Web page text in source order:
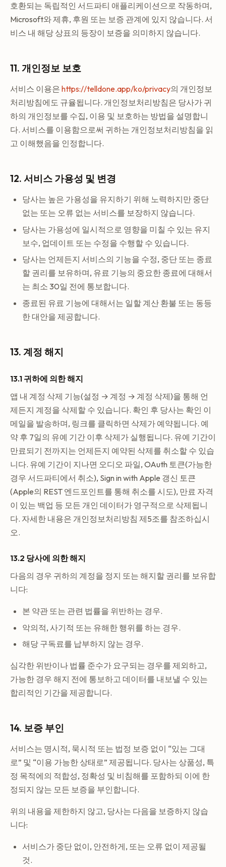
호환되는 독립적인 서드파티 애플리케이션으로 작동하며,
Microsoft와 제휴, 후원 또는 보증 관계에 있지 않습니다. 서
비스 내 해당 상표의 등장이 보증을 의미하지 않습니다.
11. 개인정보 보호
서비스 이용은 https://telldone.app/ko/privacy의 개인정보
처리방침에도 규율됩니다. 개인정보처리방침은 당사가 귀
하의 개인정보를 수집, 이용 및 보호하는 방법을 설명합니
다. 서비스를 이용함으로써 귀하는 개인정보처리방침을 읽
고 이해했음을 인정합니다.
12. 서비스 가용성 및 변경
당사는 높은 가용성을 유지하기 위해 노력하지만 중단
없는 또는 오류 없는 서비스를 보장하지 않습니다.
당사는 가용성에 일시적으로 영향을 미칠 수 있는 유지
보수, 업데이트 또는 수정을 수행할 수 있습니다.
당사는 언제든지 서비스의 기능을 수정, 중단 또는 종료
할 권리를 보유하며, 유료 기능의 중요한 종료에 대해서
는 최소 30일 전에 통보합니다.
종료된 유료 기능에 대해서는 일할 계산 환불 또는 동등
한 대안을 제공합니다.
13. 계정 해지
13.1 귀하에 의한 해지
앱 내 계정 삭제 기능(설정 → 계정 → 계정 삭제)을 통해 언
제든지 계정을 삭제할 수 있습니다. 확인 후 당사는 확인 이
메일을 발송하며, 링크를 클릭하면 삭제가 예약됩니다. 예
약 후 7일의 유예 기간 이후 삭제가 실행됩니다. 유예 기간이
만료되기 전까지는 언제든지 예약된 삭제를 취소할 수 있습
니다. 유예 기간이 지나면 오디오 파일, OAuth 토큰(가능한
경우 서드파티에서 취소), Sign in with Apple 갱신 토큰
(Apple의 REST 엔드포인트를 통해 취소를 시도), 만료 자격
이 있는 백업 등 모든 개인 데이터가 영구적으로 삭제됩니
다. 자세한 내용은 개인정보처리방침 제5조를 참조하십시
오.
13.2 당사에 의한 해지
다음의 경우 귀하의 계정을 정지 또는 해지할 권리를 보유합
니다:
본 약관 또는 관련 법률을 위반하는 경우.
악의적, 사기적 또는 유해한 행위를 하는 경우.
해당 구독료를 납부하지 않는 경우.
심각한 위반이나 법률 준수가 요구되는 경우를 제외하고,
가능한 경우 해지 전에 통보하고 데이터를 내보낼 수 있는
합리적인 기간을 제공합니다.
14. 보증 부인
서비스는 명시적, 묵시적 또는 법정 보증 없이 “있는 그대
로” 및 “이용 가능한 상태로” 제공됩니다. 당사는 상품성, 특
정 목적에의 적합성, 정확성 및 비침해를 포함하되 이에 한
정되지 않는 모든 보증을 부인합니다.
위의 내용을 제한하지 않고, 당사는 다음을 보증하지 않습
니다:
서비스가 중단 없이, 안전하게, 또는 오류 없이 제공될
것.